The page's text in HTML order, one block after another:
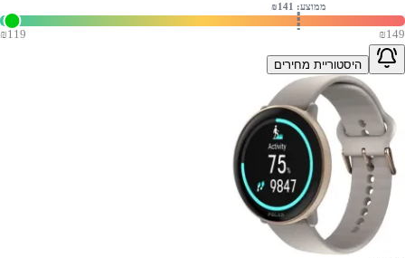
₪119 ₪149
ממוצע: ₪ 141
היסטוריית מחירים